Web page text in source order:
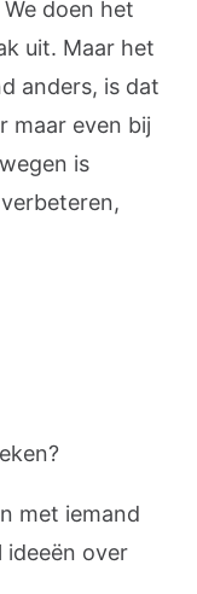
doen het
uit. Maar het
anders, is dat
maar even bij
is
met iemand
ideeën over